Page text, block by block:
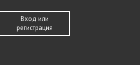
Вход или
регистрация